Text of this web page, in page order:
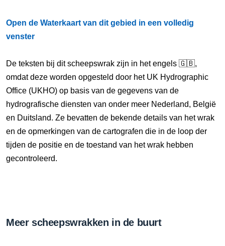
Open de Waterkaart van dit gebied in een volledig
venster
De teksten bij dit scheepswrak zijn in het engels 🇬🇧,
omdat deze worden opgesteld door het UK Hydrographic
Office (UKHO) op basis van de gegevens van de
hydrografische diensten van onder meer Nederland, België
en Duitsland. Ze bevatten de bekende details van het wrak
en de opmerkingen van de cartografen die in de loop der
tijden de positie en de toestand van het wrak hebben
gecontroleerd.
Meer scheepswrakken in de buurt